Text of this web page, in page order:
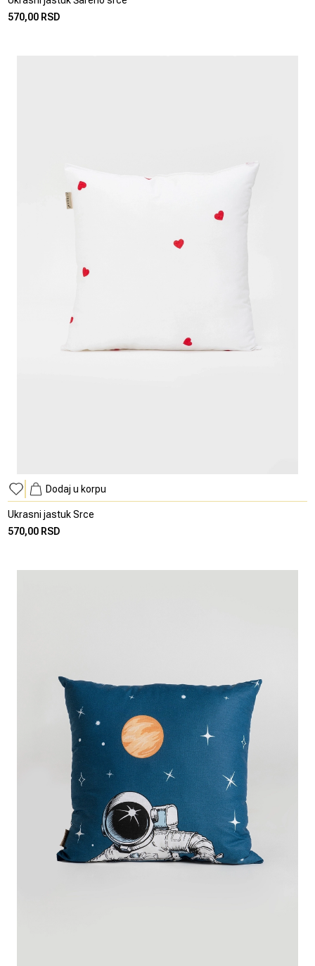
570,00 RSD
Dodaj u korpu
Ukrasni jastuk Srce
570,00 RSD